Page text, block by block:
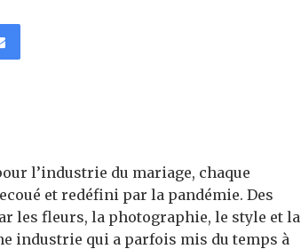
l’industrie du mariage, chaque
et redéfini par la pandémie. Des
les fleurs, la photographie, le style et la
industrie qui a parfois mis du temps à